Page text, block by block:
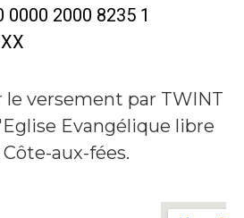
0000 2000 8235 1